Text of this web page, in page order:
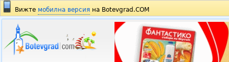
Вижте мобилна версия на Botevgrad.COM